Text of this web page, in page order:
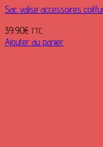
Sac valise accessoires
39.90€ TTC
Ajouter au panier